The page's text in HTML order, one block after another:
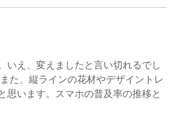
いえ、変えましたと言い切れるでし
た、縦ラインの花材やデザイントレ
思います。スマホの普及率の推移と